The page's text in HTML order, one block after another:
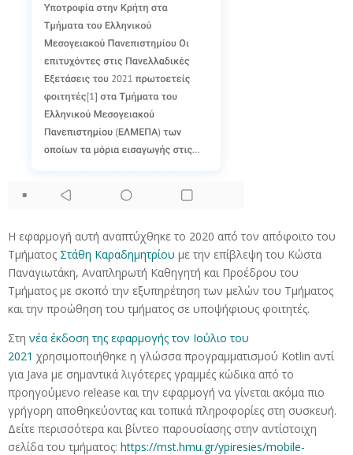
Η εφαρμογή αυτή αναπτύχθηκε το 2020 από τον απόφοιτο του
Τμήματος Στάθη Καραδημητρίου με την επίβλεψη του Κώστα
Παναγιωτάκη, Αναπληρωτή Καθηγητή και Προέδρου του
Τμήματος με σκοπό την εξυπηρέτηση των μελών του Τμήματος
και την προώθηση του τμήματος σε υποψήφιους φοιτητές.
Στη νέα έκδοση της εφαρμογής τον Ιούλιο του
2021 χρησιμοποιήθηκε η γλώσσα προγραμματισμού Kotlin αντί
για Java με σημαντικά λιγότερες γραμμές κώδικα από το
προηγούμενο release και την εφαρμογή να γίνεται ακόμα πιο
γρήγορη αποθηκεύοντας και τοπικά πληροφορίες στη συσκευή.
Δείτε περισσότερα και βίντεο παρουσίασης στην αντίστοιχη
σελίδα του τμήματος: https://mst.hmu.gr/ypiresies/mobile-